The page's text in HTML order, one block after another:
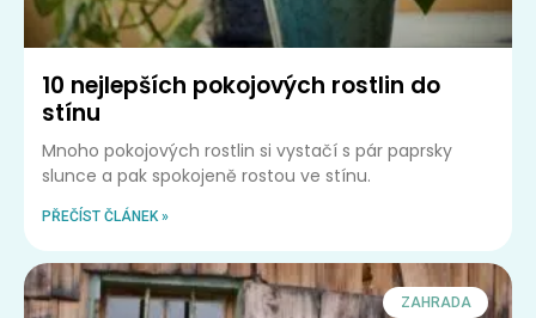
10 nejlepších pokojových rostlin do
stínu
Mnoho pokojových rostlin si vystačí s pár paprsky
slunce a pak spokojeně rostou ve stínu.
PŘEČÍST ČLÁNEK »
ZAHRADA